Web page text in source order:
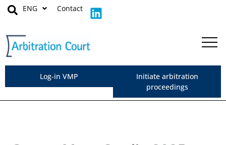
Skip
ENG Contact L
i
e
i
n
Log-in VMP
Initiate arbitration
proceedings